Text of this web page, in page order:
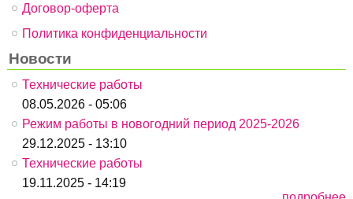
Договор-оферта
Политика конфиденциальности
Новости
Технические работы
08.05.2026 - 05:06
Режим работы в новогодний период 2025-2026
29.12.2025 - 13:10
Технические работы
19.11.2025 - 14:19